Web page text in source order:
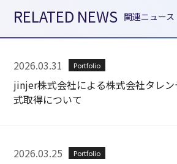
RELATED NEWS 関連ニュース
2026.03.31 Portfolio
jinjer株式会社による株式会社タレン
式取得について
2026.03.25 Portfolio